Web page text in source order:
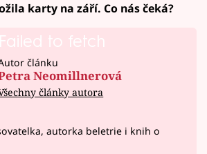
karty na září. Co nás čeká?
Failed to fetch
článku
Neomillnerová
články autora
autorka beletrie i knih o